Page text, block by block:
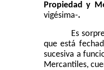
Propiedad y
vigésima-.
Es
que está
sucesiva a
Mercantiles,